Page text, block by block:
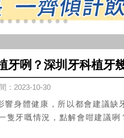
牙咧？深圳牙科植牙
：2023-10-30
身體健康，所以都會建議缺
牙嘅情況，點解會咁建議咧